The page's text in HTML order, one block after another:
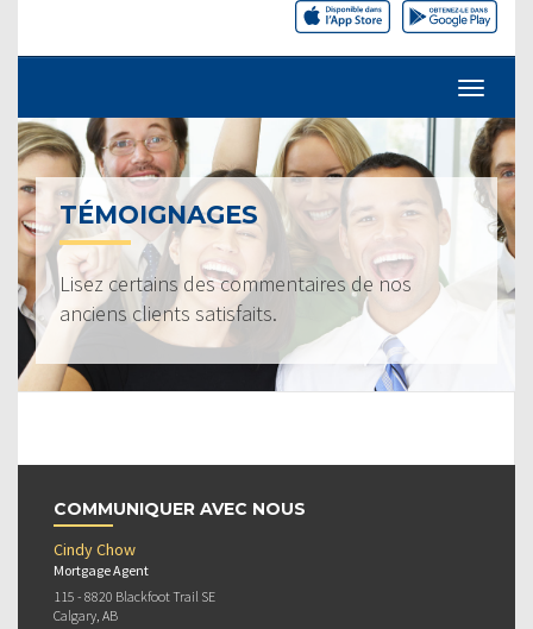
TÉMOIGNAGES
Lisez certains des commentaires de nos
anciens clients satisfaits.
COMMUNIQUER AVEC NOUS
Cindy Chow
Mortgage Agent
115 - 8820 Blackfoot Trail SE
Calgary, AB